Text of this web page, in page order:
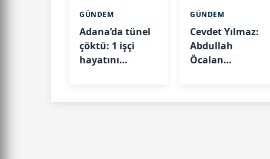
GÜNDEM
Adana’da tünel
çöktü: 1 işçi
hayatını
GÜNDEM
Cevdet Yılmaz:
Abdullah
Öcalan